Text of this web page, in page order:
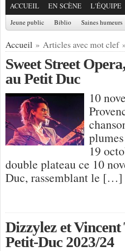
ACCUEIL EN SCÈNE L'ÉQUIPE
Jeune public Biblio Saines humeurs
Accueil » Articles avec mot clef
Sweet Street
au Petit Duc
10
19
double plateau ce 10
Duc, rassemblant le […]
Dizzylez et Vincent
Petit-Duc 2023/24